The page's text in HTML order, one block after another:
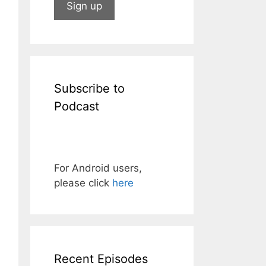
Subscribe to
Podcast
For Android users,
please click here
Recent Episodes